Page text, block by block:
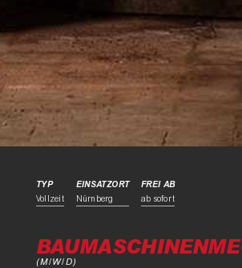
TYP
Vollzeit
EINSATZORT
Nürnberg
FREI AB
ab sofort
(M/W/D)